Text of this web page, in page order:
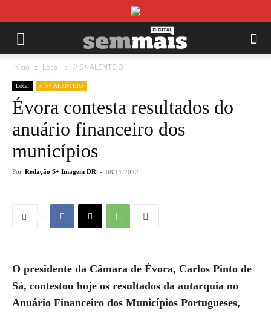
Início Local // S+ ALENTEJO
Local // S+ ALENTEJO
Évora contesta resultados do
anuário financeiro dos
municípios
Por Redação S+ Imagem DR - 08/11/2022
O presidente da Câmara de Évora, Carlos Pinto de
Sá, contestou hoje os resultados da autarquia no
Anuário Financeiro dos Municípios Portugueses,